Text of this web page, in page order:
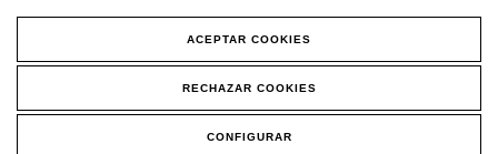
ACEPTAR COOKIES
RECHAZAR COOKIES
CONFIGURAR